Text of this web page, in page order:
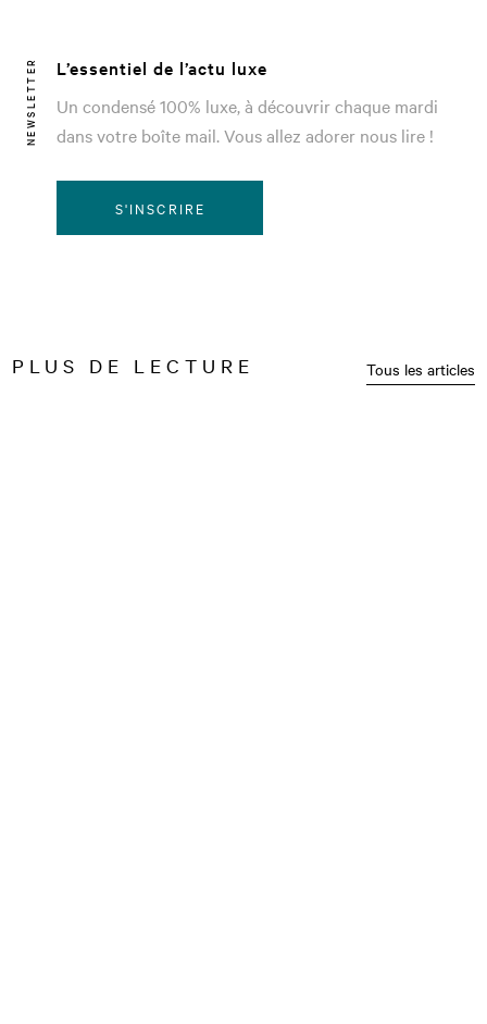
NEWSLETTER
L’essentiel de l’actu luxe
Un condensé 100% luxe, à découvrir chaque mardi
dans votre boîte mail. Vous allez adorer nous lire !
S'INSCRIRE
PLUS DE LECTURE Tous les articles